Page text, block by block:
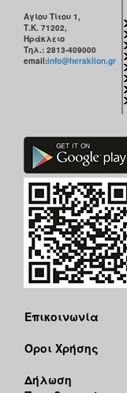
Αγίου Τίτου 1,
Τ.Κ. 71202,
Ηράκλειο
Τηλ.: 2813-409000
email:info@heraklion.gr
Επικοινωνία
Όροι Χρήσης
Δήλωση